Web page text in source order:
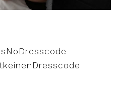
–